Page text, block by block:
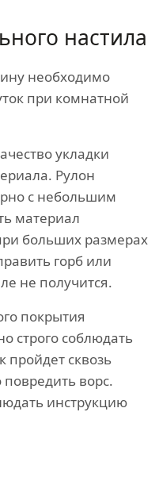
настила
необходимо
при комнатной
укладки
Рулон
с небольшим
материал
больших размерах
горб или
не получится.
покрытия
строго соблюдать
пройдет сквозь
ворс.
инструкцию